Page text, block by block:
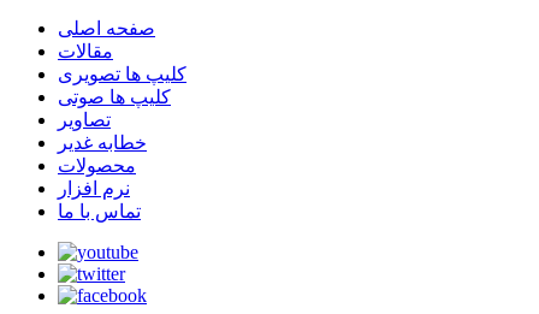
صفحه اصلی
مقالات
کلیپ ها تصویری
کلیپ ها صوتی
تصاویر
خطابه غدیر
محصولات
نرم افزار
تماس با ما